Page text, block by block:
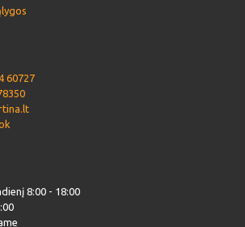
60727
8:00 - 18:00